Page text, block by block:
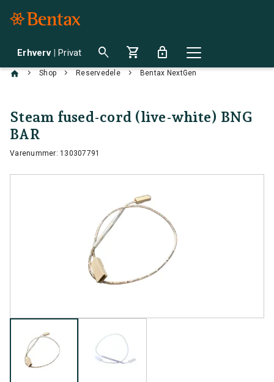
Erhverv | Privat search shopping_cart lock
chevron_right Shop chevron_right Reservedele chevron_right Bentax NextGen
Steam fused-cord (live-white) BNG
BAR
Varenummer: 130307791